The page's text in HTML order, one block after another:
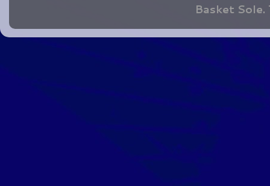
Basket